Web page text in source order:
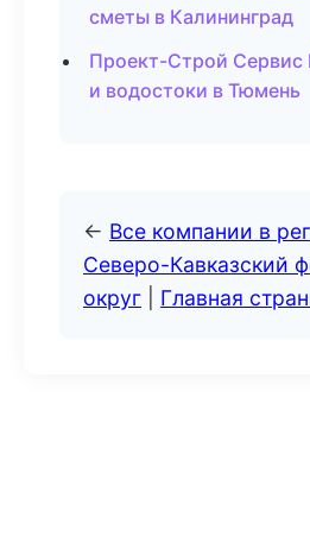
сметы в Калининград
Проект-Строй Сервис
и водостоки в Тюмень
← Все компании в
Северо-Кавказский
округ
Главная